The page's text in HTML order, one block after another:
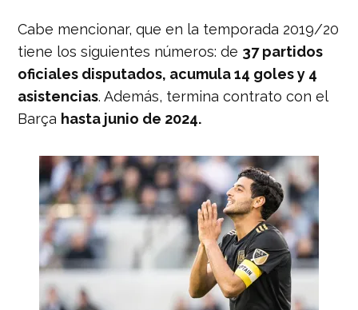
Cabe mencionar, que en la temporada 2019/20
tiene los siguientes números: de 37 partidos
oficiales disputados, acumula 14 goles y 4
asistencias. Además, termina contrato con el
Barça hasta junio de 2024.